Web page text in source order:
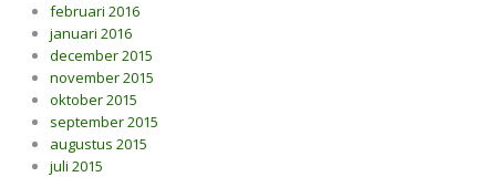
februari 2016
januari 2016
december 2015
november 2015
oktober 2015
september 2015
augustus 2015
juli 2015